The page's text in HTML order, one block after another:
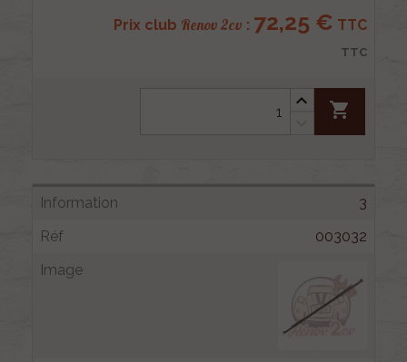
Prix club Renov 2cv : 72,25 € TTC
TTC
shopping_cart
3
003032